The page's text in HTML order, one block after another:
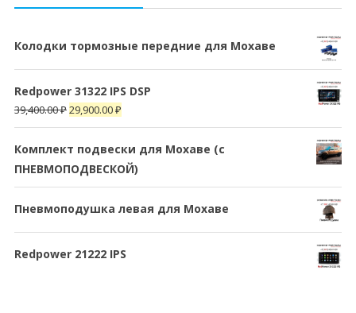
Колодки тормозные передние для Мохаве
Redpower 31322 IPS DSP
39,400.00₽29,900.00₽
Комплект подвески для Мохаве (c
ПНЕВМОПОДВЕСКОЙ)
Пневмоподушка левая для Мохаве
Redpower 21222 IPS